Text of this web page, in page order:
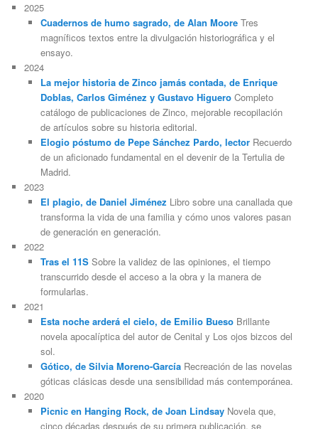
2025
Cuadernos de humo sagrado, de Alan MooreTres
magníficos textos entre la divulgación historiográfica y el
ensayo.
2024
La mejor historia de Zinco jamás contada, de Enrique
Doblas, Carlos Giménez y Gustavo HigueroCompleto
catálogo de publicaciones de Zinco, mejorable recopilación
de artículos sobre su historia editorial.
Elogio póstumo de Pepe Sánchez Pardo, lectorRecuerdo
de un aficionado fundamental en el devenir de la Tertulia de
Madrid.
2023
El plagio, de Daniel Jiménez Libro sobre una canallada que
transforma la vida de una familia y cómo unos valores pasan
de generación en generación.
2022
Tras el 11SSobre la validez de las opiniones, el tiempo
transcurrido desde el acceso a la obra y la manera de
formularlas.
2021
Esta noche arderá el cielo, de Emilio BuesoBrillante
novela apocalíptica del autor de Cenital y Los ojos bizcos del
sol.
Gótico, de Silvia Moreno-GarcíaRecreación de las novelas
góticas clásicas desde una sensibilidad más contemporánea.
2020
Picnic en Hanging Rock, de Joan LindsayNovela que,
cinco décadas después de su primera publicación, se